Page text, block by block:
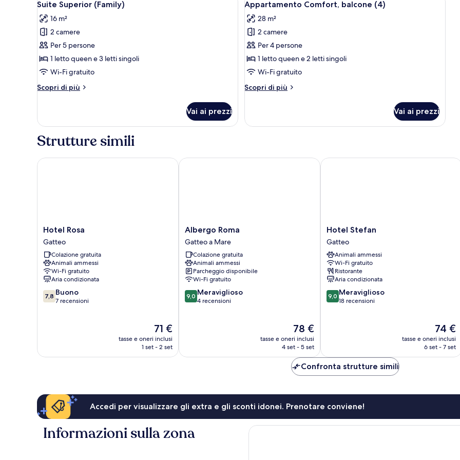
tutte
le
foto
per
Suite
Superior
13
Suite Superior (Family)
16 m²
2 camere
Per 5 persone
1 letto queen e 3 letti singoli
Wi-Fi gratuito
Scopri di più
Altri
Superior
Vai ai prezzi
tutte
le
foto
per
Appartamento
Comfort,
(4)
8
Appartamento Comfort, balcone (4)
28 m²
2 camere
Per 4 persone
1 letto queen e 2 letti singoli
Wi-Fi gratuito
Scopri di più
Altri
Comfort,
Vai ai prezzi
Strutture simili
Hotel
Rosa
Gatteo
Hotel Rosa
Gatteo
Colazione gratuita
Animali ammessi
Wi-Fi gratuito
Aria condizionata
7.8
su
7,8 Buono
7 recensioni
Il
prezzo
attuale
71 €
tasse e oneri inclusi
1 set - 2 set
Hotel Rosa
Albergo
Roma
Gatteo
a
Mare
Albergo Roma
Gatteo a Mare
Colazione gratuita
Animali ammessi
Parcheggio disponibile
Wi-Fi gratuito
9.0
su
9,0 Meraviglioso
4 recensioni
Il
prezzo
attuale
78 €
78 €
tasse e oneri inclusi
4 set - 5 set
Albergo Roma
Hotel
Stefan
Gatteo
Hotel Stefan
Gatteo
Animali ammessi
Wi-Fi gratuito
Ristorante
Aria condizionata
9.0
su
9,0 Meraviglioso
18 recensioni
Il
prezzo
attuale
74 €
tasse e oneri inclusi
6 set - 7 set
Hotel Stefan
Confronta strutture simili
Accedi per visualizzare gli extra e gli sconti idonei. Prenotare conviene!
Informazioni sulla zona